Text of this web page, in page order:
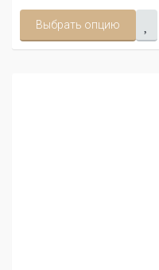
Выбрать опцию